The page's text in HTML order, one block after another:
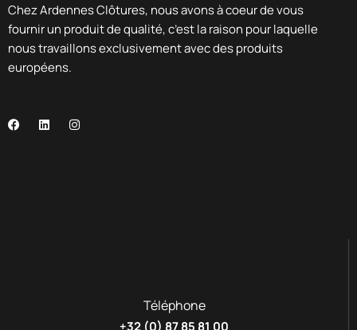
Chez Ardennes Clôtures, nous avons à coeur de vous
fournir un produit de qualité, c’est la raison pour laquelle
nous travaillons exclusivement avec des produits
européens.
Téléphone
+32 (0) 87 85 81 00